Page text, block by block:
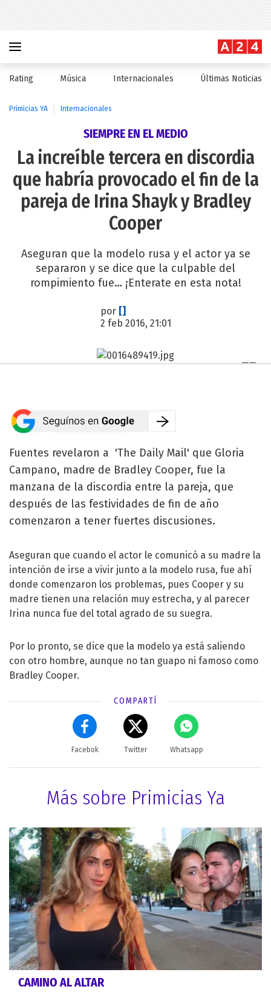
Rating Música Internacionales Últimas Noticias
Primicias YA Internacionales
SIEMPRE EN EL MEDIO
La increíble tercera en discordia
que habría provocado el fin de la
pareja de Irina Shayk y Bradley
Cooper
Aseguran que la modelo rusa y el actor ya se
separaron y se dice que la culpable del
rompimiento fue… ¡Enterate en esta nota!
por []
2 feb 2016, 21:01
Fuentes revelaron a 'The Daily Mail' que Gloria
Campano, madre de Bradley Cooper, fue la
manzana de la discordia entre la pareja, que
después de las festividades de fin de año
comenzaron a tener fuertes discusiones.
Aseguran que cuando el actor le comunicó a su madre la
intención de irse a vivir junto a la modelo rusa, fue ahí
donde comenzaron los problemas, pues Cooper y su
madre tienen una relación muy estrecha, y al parecer
Irina nunca fue del total agrado de su suegra.
Por lo pronto, se dice que la modelo ya está saliendo
con otro hombre, aunque no tan guapo ni famoso como
Bradley Cooper.
COMPARTÍ
Facebok Twitter Whatsapp
Más sobre Primicias Ya
CAMINO AL ALTAR